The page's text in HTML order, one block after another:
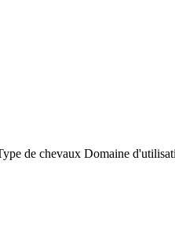
de chevaux Domaine